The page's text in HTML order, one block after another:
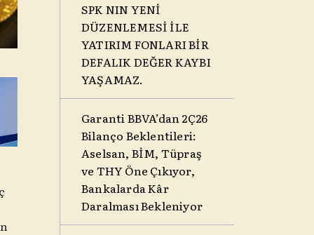
SPK NIN YENİ
DÜZENLEMESİ İLE
YATIRIM FONLARI BİR
DEFALIK DEĞER KAYBI
YAŞAMAZ.
Garanti BBVA’dan 2Ç26
Bilanço Beklentileri:
Aselsan, BİM, Tüpraş
ve THY Öne Çıkıyor,
Bankalarda Kâr
Daralması Bekleniyor